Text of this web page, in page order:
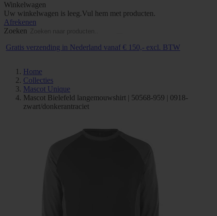
Winkelwagen
Uw winkelwagen is leeg.Vul hem met producten.
Afrekenen
Zoeken
Bedruk- en borduurservice
Home
Collecties
Mascot Unique
Mascot Bielefeld langemouwshirt | 50568-959 | 0918-
zwart/donkerantraciet